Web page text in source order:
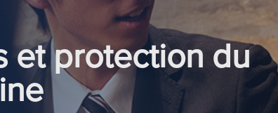
et protection du